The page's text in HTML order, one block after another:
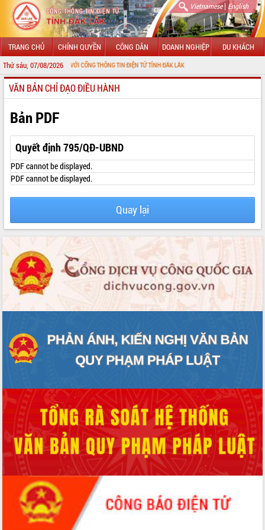
Vietnamese| English
TRANG CHỦ CHÍNH QUYỀN CÔNG DÂN DOANH NGHIỆP DU KHÁCH
Thứ sáu, 07/08/2026
MỪNG ĐẾN VỚI CỔNG THÔNG TIN ĐIỆN TỬ TỈNH ĐẮK LẮK
GIỚI THIỆU
LÃNH ĐẠO UBND TỈNH
TIN TỨC SỰ KIỆN
SỞ, BAN, NGÀNH
UBND CÁC XÃ, PHƯỜNG
HỆ THỐNG VĂN BẢN
VĂN BẢN HĐND TỈNH
ĐIỂM TIN VĂN BẢN
QUY HOẠCH - KẾ HOẠCH
VĂN BẢN CHỈ ĐẠO ĐIỀU HÀNH
Bản PDF
Quyết định 795/QĐ-UBND
PDF cannot be displayed.
PDF cannot be displayed.
Quay lại